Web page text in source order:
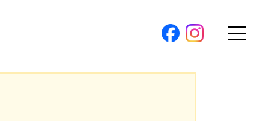
購入トップ